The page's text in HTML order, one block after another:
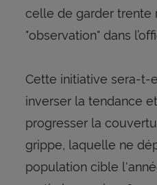
celle de garder trente
"observation" dans
Cette initiative sera-t-
inverser la tendance
progresser la
grippe, laquelle ne
population cible